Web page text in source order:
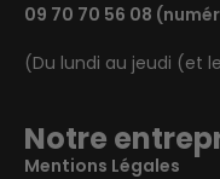
09 70 70 56 08
(Du lundi au jeudi (et
Notre
Mentions Légales